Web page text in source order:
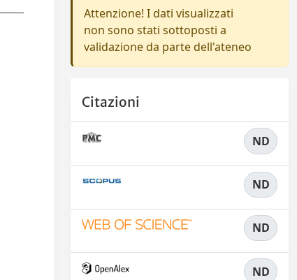
Attenzione! I dati visualizzati
non sono stati sottoposti a
validazione da parte dell'ateneo
Citazioni
ND
ND
ND
ND